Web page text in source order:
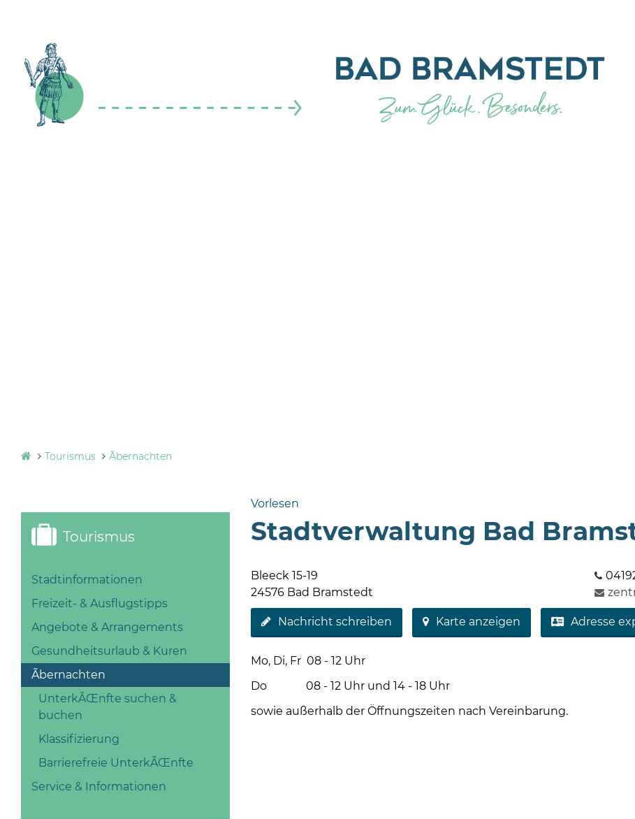
Tourismus Ãbernachten
Vorlesen
Tourismus
Stadtinformationen
Freizeit- & Ausflugstipps
Angebote & Arrangements
Gesundheitsurlaub & Kuren
Ãbernachten
UnterkÃŒnfte suchen &
buchen
Klassifizierung
Barrierefreie UnterkÃŒnfte
Service & Informationen
Stadtverwaltung Bad
Bleeck 15-19
24576 Bad Bramstedt
Nachricht schreiben Karte anzeigen Adresse
Mo, Di, Fr 08 - 12 Uhr
Do 08 - 12 Uhr und 14 - 18 Uhr
sowie außerhalb der Öffnungszeiten nach Vereinbarung.